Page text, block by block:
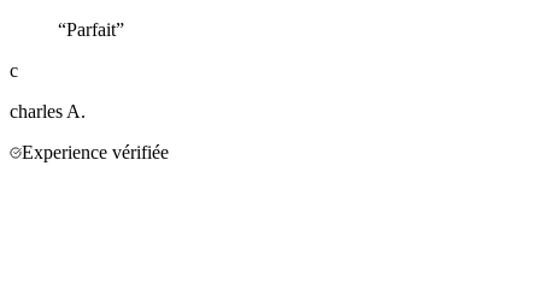
“Parfait”
c
charles A.
Experience vérifiée